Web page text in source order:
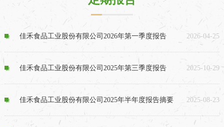
2026-04-25
佳禾食品工业股份有限公司2026年第一季度报告
2025-10-29
佳禾食品工业股份有限公司2025年第三季度报告
2025-08-23
佳禾食品工业股份有限公司2025年半年度报告摘要